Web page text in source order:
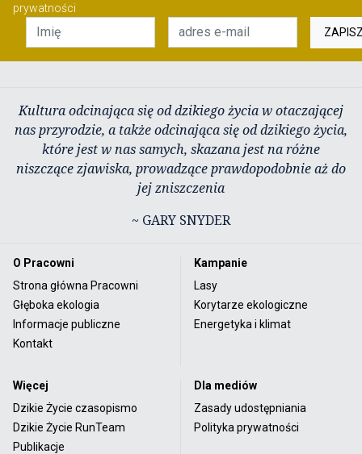
prywatności
Kultura odcinająca się od dzikiego życia w otaczającej
nas przyrodzie, a także odcinająca się od dzikiego życia,
które jest w nas samych, skazana jest na różne
niszczące zjawiska, prowadzące prawdopodobnie aż do
jej zniszczenia
~ GARY SNYDER
O Pracowni
Strona główna Pracowni
Głęboka ekologia
Informacje publiczne
Kontakt
Kampanie
Lasy
Korytarze ekologiczne
Energetyka i klimat
Więcej
Dzikie Życie czasopismo
Dzikie Życie RunTeam
Publikacje
Dla mediów
Zasady udostępniania
Polityka prywatności